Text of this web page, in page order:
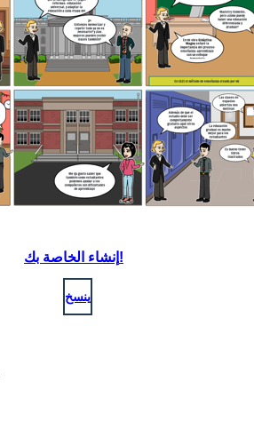
إنشاء الخاصة بك!
ينسخ